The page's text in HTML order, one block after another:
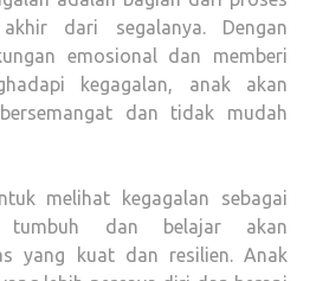
dari segalanya. Dengan
emosional dan memberi
kegagalan, anak akan
dan tidak mudah
melihat kegagalan sebagai
tumbuh dan belajar akan
yang kuat dan resilien. Anak